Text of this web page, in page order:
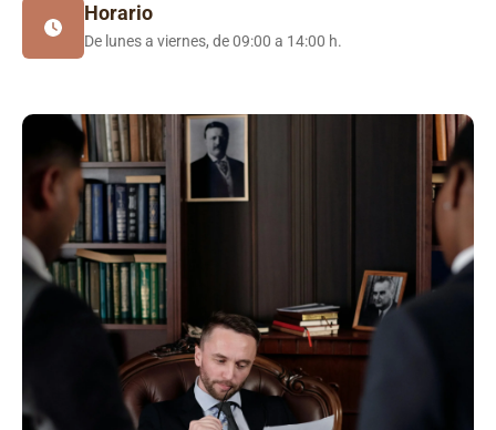
Horario
De lunes a viernes, de 09:00 a 14:00 h.